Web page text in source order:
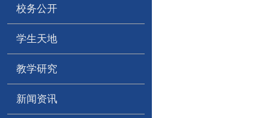
校务公开
学生天地
教学研究
新闻资讯